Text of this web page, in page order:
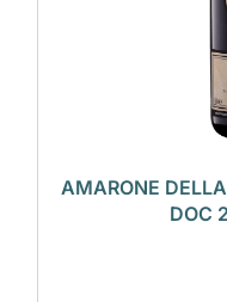
AMARONE
DOC